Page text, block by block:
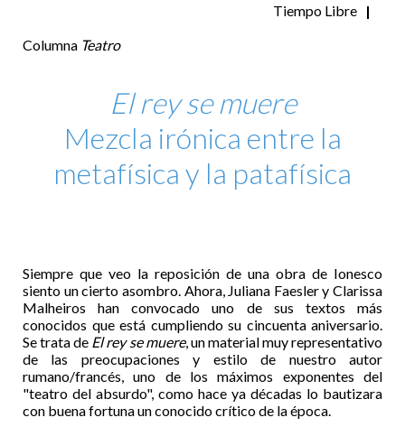
Tiempo Libre |
Columna Teatro
El rey se muere
Mezcla irónica entre la
metafísica y la patafísica
Siempre que veo la reposición de una obra de Ionesco
siento un cierto asombro. Ahora, Juliana Faesler y Clarissa
Malheiros han convocado uno de sus textos más
conocidos que está cumpliendo su cincuenta aniversario.
Se trata de El rey se muere, un material muy representativo
de las preocupaciones y estilo de nuestro autor
rumano/francés, uno de los máximos exponentes del
"teatro del absurdo", como hace ya décadas lo bautizara
con buena fortuna un conocido crítico de la época.